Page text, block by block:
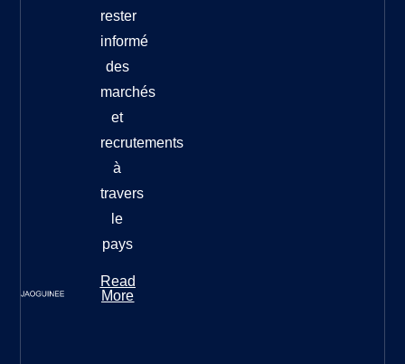
rester
informé
des
marchés
et
recrutements
à
travers
le
pays
Read
More